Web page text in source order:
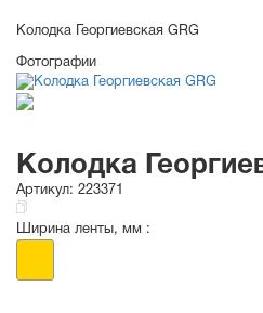
Колодка Георгиевская GRG
Фотографии
Колодка
Артикул: 223371
Ширина ленты, мм :